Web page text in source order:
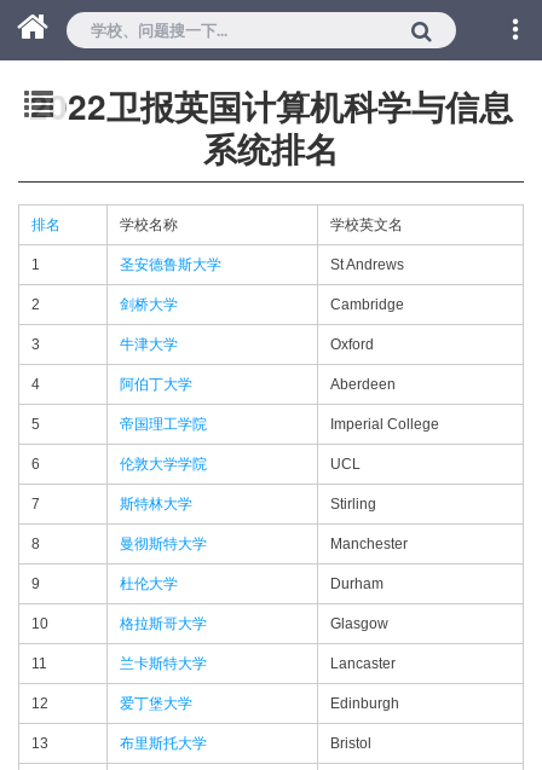
2022卫报英国计算机科学与信息
系统排名
排名 学校名称 学校英文名
1 圣安德鲁斯大学 St Andrews
2 剑桥大学 Cambridge
3 牛津大学 Oxford
4 阿伯丁大学 Aberdeen
5 帝国理工学院 Imperial College
6 伦敦大学学院 UCL
7 斯特林大学 Stirling
8 曼彻斯特大学 Manchester
9 杜伦大学 Durham
10 格拉斯哥大学 Glasgow
11 兰卡斯特大学 Lancaster
12 爱丁堡大学 Edinburgh
13 布里斯托大学 Bristol